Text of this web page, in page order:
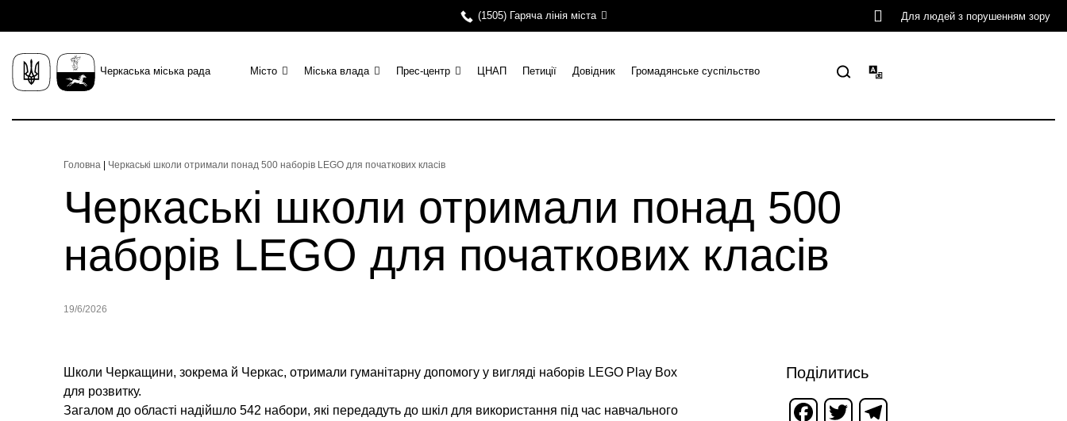
(1505) Гаряча лінія міста Для людей з порушенням зору
Черкаська міська рада Місто Міська влада Прес-центр ЦНАП Петиції Довідник Громадянське суспільство
Головна Черкаські школи отримали понад 500 наборів LEGO для початкових класів
Черкаські школи отримали понад 500
наборів LEGO для початкових класів
19/6/2026
Школи Черкащини, зокрема й Черкас, отримали гуманітарну допомогу у вигляді наборів LEGO Play Box
для розвитку.
Загалом до області надійшло 542 набори, які передадуть до шкіл для використання під час навчального
Поділитись
Facebook
Twitter